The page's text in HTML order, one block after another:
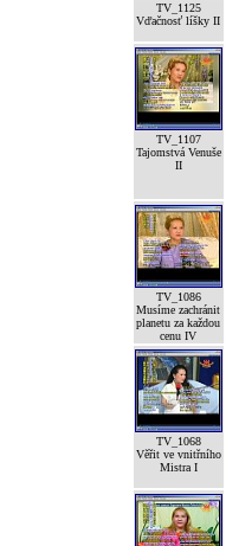
TV_1125
Vďačnosť líšky II
TV_1107
Tajomstvá Venuše
II
TV_1086
Musíme zachránit
planetu za každou
cenu IV
TV_1068
Věřit ve vnitřního
Mistra I